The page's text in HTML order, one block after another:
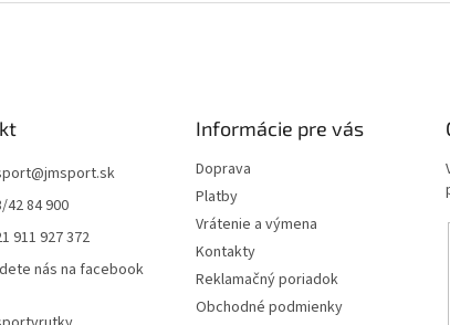
@jmsport.sk
42 84 900
911 927 372
nás na facebook
Informácie pre vás
Doprava
Platby
Vrátenie a výmena
Kontakty
Reklamačný poriadok
Obchodné podmienky